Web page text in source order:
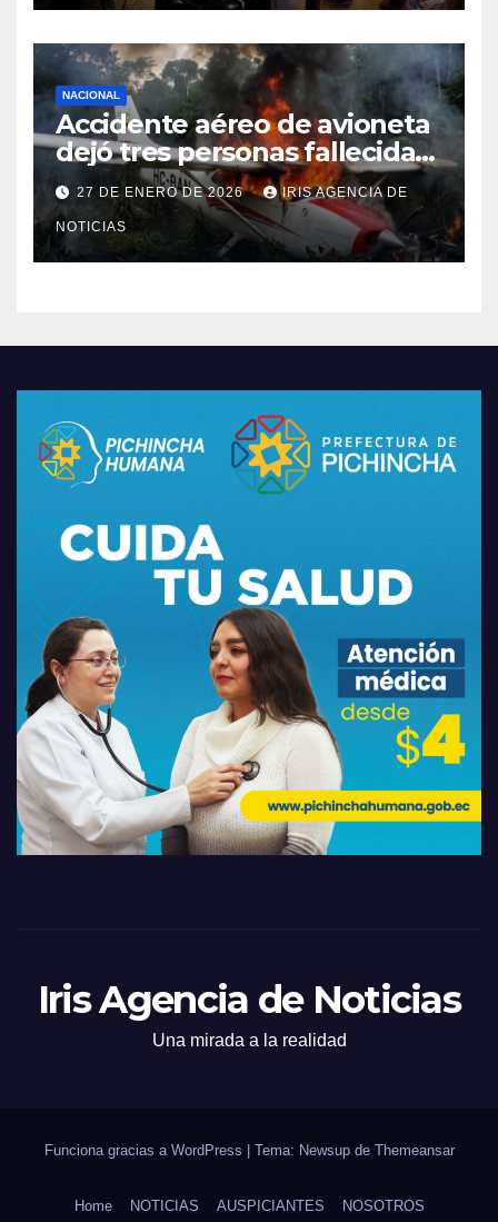
NACIONAL
Accidente aéreo de avioneta
dejó tres personas fallecidas
en provincia de Morona
Santiago
27 DE ENERO DE 2026 IRIS AGENCIA DE
NOTICIAS
Iris Agencia de Noticias
Una mirada a la realidad
Funciona gracias a WordPress Tema: Newsup de Themeansar
Home NOTICIAS AUSPICIANTES NOSOTROS